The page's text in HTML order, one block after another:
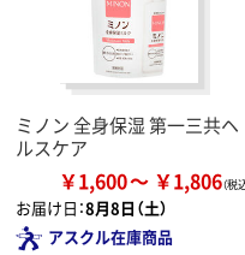
ミノン 全身保湿 第一三共ヘ
ルスケア
￥1,600 ￥1,806
お届け日：8月8日（土）
アスクル在庫商品